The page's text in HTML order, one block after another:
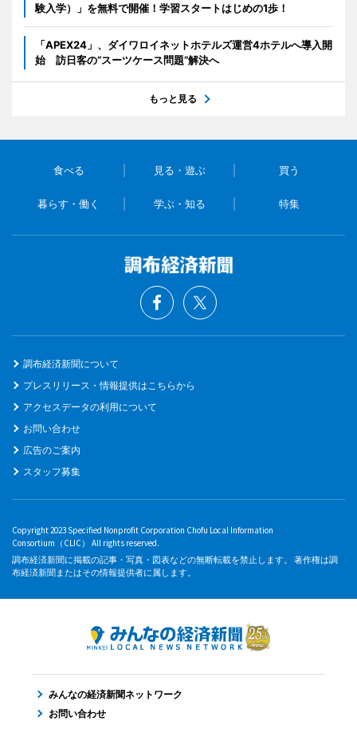
験入学）」を無料で開催！学習スタートはじめの1歩！
「APEX24」、ダイワロイネットホテルズ運営4ホテルへ導入開
始 訪日客の“スーツケース問題”解決へ
もっと見る
食べる 見る・遊ぶ 買う
暮らす・働く 学ぶ・知る 特集
調布経済新聞について
プレスリリース・情報提供はこちらから
アクセスデータの利用について
お問い合わせ
広告のご案内
スタッフ募集
Copyright 2023 Specified Nonprofit Corporation Chofu Local Information
Consortium（CLIC） All rights reserved.
調布経済新聞に掲載の記事・写真・図表などの無断転載を禁止します。 著作権は調
布経済新聞またはその情報提供者に属します。
みんなの経済新聞ネットワーク
お問い合わせ